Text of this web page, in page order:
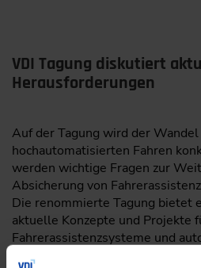
VDI Tagung diskutiert
Herausforderungen
Auf der Tagung wird der
hochautomatisierten Fahren
werden wichtige Fragen zur
Absicherung von
Die renommierte Tagung bietet
aktuelle Konzepte und Projekte
Fahrerassistenzsysteme und
lädt zur intensiven